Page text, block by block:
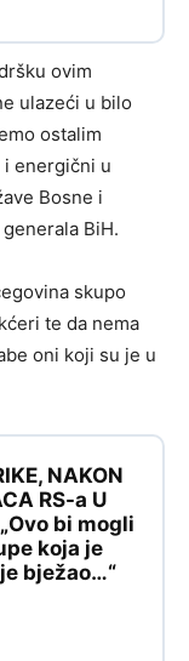
ovim
ulazeći u bilo
ostalim
energični u
Bosne i
BiH.
skupo
te da nema
oni koji su je u
NAKON
RS-a U
bi mogli
koja je
bježao…“